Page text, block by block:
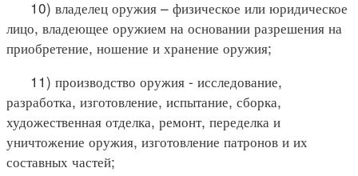
10) владелец оружия – физическое или юридическое
лицо, владеющее оружием на основании разрешения на
приобретение, ношение и хранение оружия;
11) производство оружия - исследование,
разработка, изготовление, испытание, сборка,
художественная отделка, ремонт, переделка и
уничтожение оружия, изготовление патронов и их
составных частей;